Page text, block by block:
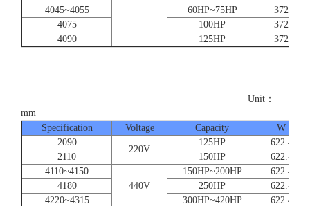
4045~4055
60HP~75HP
372
4075
100HP
372
4090
125HP 372
Unit：
mm
Specification
Voltage Capacity
W
2090
220V
125HP
622.4
2110
150HP
622.4
4110~4150
440V
150HP~200HP
622.4
4180
250HP
622.4
4220~4315
300HP~420HP 622.4